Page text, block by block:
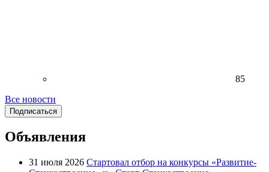
85
Все новости
Подписаться
Объявления
31 июля 2026 Стартовал отбор на конкурсы «Развитие-